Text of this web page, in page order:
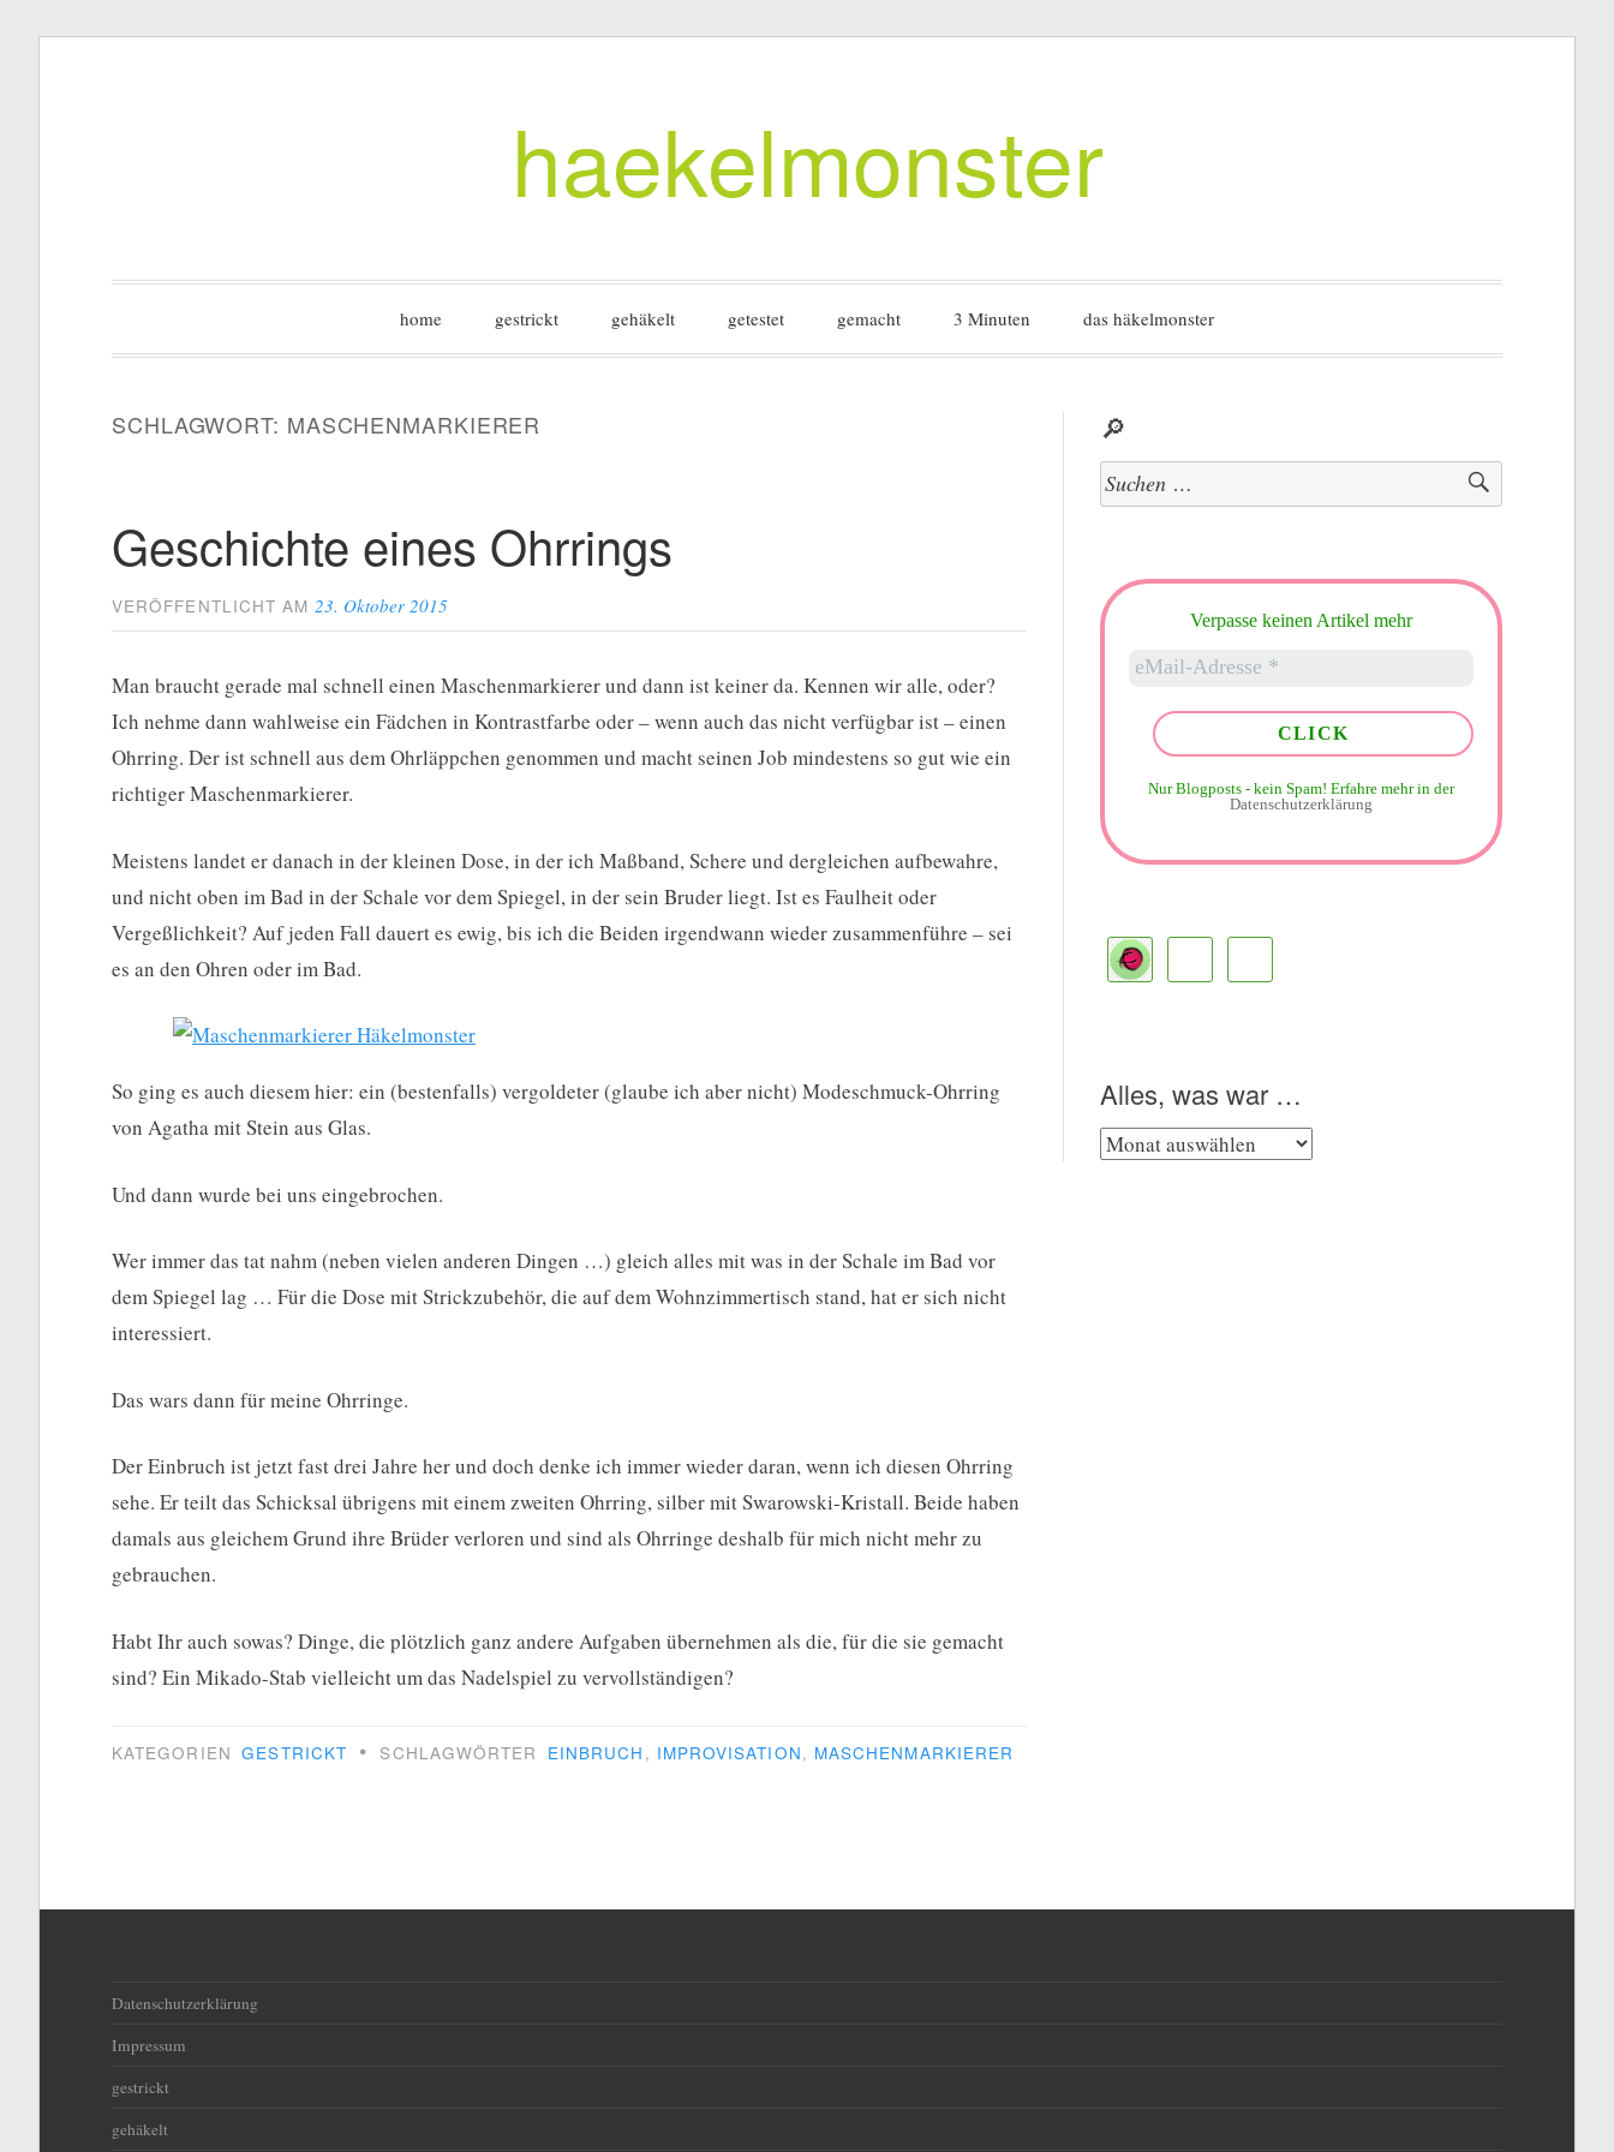
haekelmonster
home gestrickt gehäkelt getestet gemacht 3 Minuten das häkelmonster
SCHLAGWORT: MASCHENMARKIERER
Geschichte eines Ohrrings
VERÖFFENTLICHT AM23. Oktober 2015
Man braucht gerade mal schnell einen Maschenmarkierer und dann ist keiner da. Kennen wir alle, oder?
Ich nehme dann wahlweise ein Fädchen in Kontrastfarbe oder – wenn auch das nicht verfügbar ist – einen
Ohrring. Der ist schnell aus dem Ohrläppchen genommen und macht seinen Job mindestens so gut wie ein
richtiger Maschenmarkierer.
Meistens landet er danach in der kleinen Dose, in der ich Maßband, Schere und dergleichen aufbewahre,
und nicht oben im Bad in der Schale vor dem Spiegel, in der sein Bruder liegt. Ist es Faulheit oder
Vergeßlichkeit? Auf jeden Fall dauert es ewig, bis ich die Beiden irgendwann wieder zusammenführe – sei
es an den Ohren oder im Bad.
So ging es auch diesem hier: ein (bestenfalls) vergoldeter (glaube ich aber nicht) Modeschmuck-Ohrring
von Agatha mit Stein aus Glas.
Und dann wurde bei uns eingebrochen.
Wer immer das tat nahm (neben vielen anderen Dingen …) gleich alles mit was in der Schale im Bad vor
dem Spiegel lag … Für die Dose mit Strickzubehör, die auf dem Wohnzimmertisch stand, hat er sich nicht
interessiert.
Das wars dann für meine Ohrringe.
Der Einbruch ist jetzt fast drei Jahre her und doch denke ich immer wieder daran, wenn ich diesen Ohrring
sehe. Er teilt das Schicksal übrigens mit einem zweiten Ohrring, silber mit Swarowski-Kristall. Beide haben
damals aus gleichem Grund ihre Brüder verloren und sind als Ohrringe deshalb für mich nicht mehr zu
gebrauchen.
Habt Ihr auch sowas? Dinge, die plötzlich ganz andere Aufgaben übernehmen als die, für die sie gemacht
sind? Ein Mikado-Stab vielleicht um das Nadelspiel zu vervollständigen?
KATEGORIEN GESTRICKT • SCHLAGWÖRTER EINBRUCH , IMPROVISATION, MASCHENMARKIERER
🔎
Suchen
nach:
Verpasse keinen Artikel mehr
Nur Blogposts - kein Spam! Erfahre mehr in der
Datenschutzerklärung
Alles, was war …
Alles,
Datenschutzerklärung
Impressum
gestrickt
gehäkelt